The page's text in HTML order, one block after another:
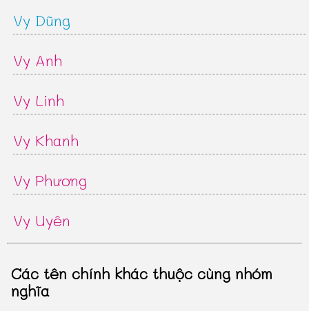
Vy Dũng
Vy Anh
Vy Linh
Vy Khanh
Vy Phương
Vy Uyên
Các tên chính khác thuộc cùng nhóm
nghĩa